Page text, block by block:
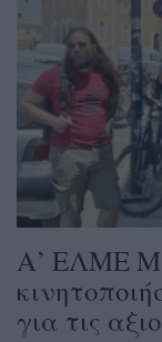
Α’ ΕΛΜΕ
για τις